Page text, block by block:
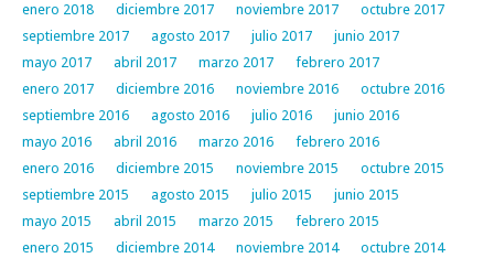
enero 2018
diciembre 2017 noviembre 2017
octubre 2017
septiembre 2017
agosto 2017 julio 2017
junio 2017
mayo 2017
abril 2017 marzo 2017
febrero 2017
enero 2017
diciembre 2016 noviembre 2016
octubre 2016
septiembre 2016
agosto 2016 julio 2016
junio 2016
mayo 2016
abril 2016 marzo 2016
febrero 2016
enero 2016
diciembre 2015 noviembre 2015
octubre 2015
septiembre 2015
agosto 2015 julio 2015
junio 2015
mayo 2015
abril 2015 marzo 2015
febrero 2015
enero 2015
diciembre 2014 noviembre 2014
octubre 2014